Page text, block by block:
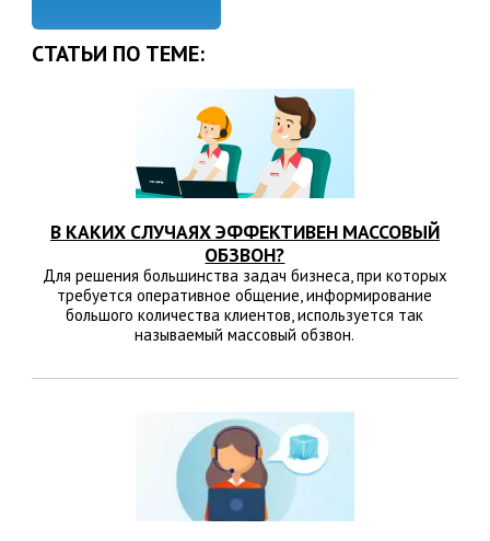
СТАТЬИ ПО ТЕМЕ:
В КАКИХ СЛУЧАЯХ ЭФФЕКТИВЕН МАССОВЫЙ
ОБЗВОН?
Для решения большинства задач бизнеса, при которых
требуется оперативное общение, информирование
большого количества клиентов, используется так
называемый массовый обзвон.